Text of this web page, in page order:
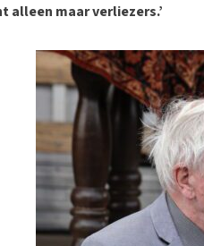
alleen maar verliezers.’